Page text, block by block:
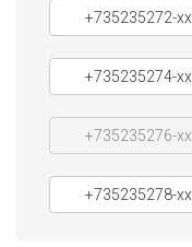
+735235272-xx
+735235274-xx
+735235276-xx
+735235278-xx